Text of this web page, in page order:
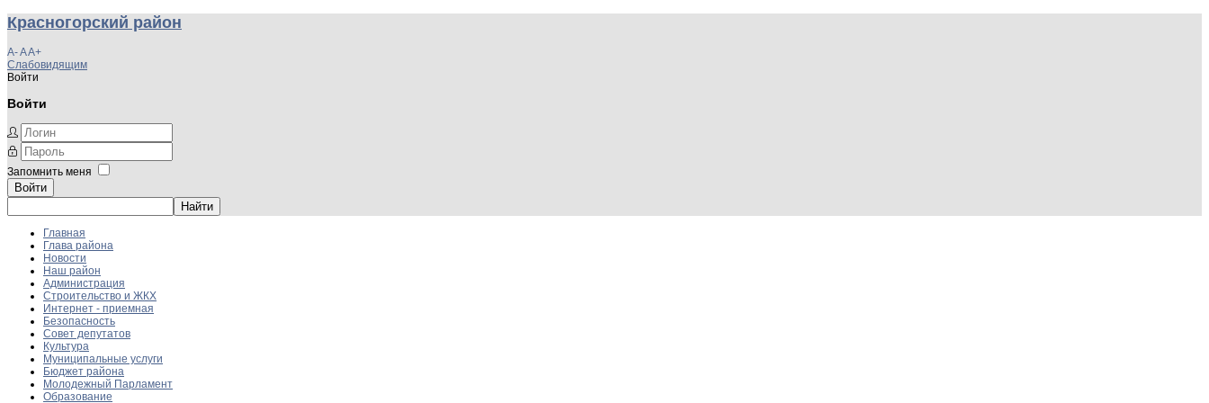
Красногорский район
A-AA+
Слабовидящим
Войти
Войти
Запомнить меня
Войти
Главная
Глава района
Новости
Наш район
Администрация
Строительство и ЖКХ
Интернет - приемная
Безопасность
Совет депутатов
Культура
Муниципальные услуги
Бюджет района
Молодежный Парламент
Образование